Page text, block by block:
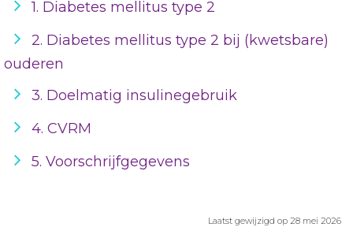
1. Diabetes mellitus type 2
2. Diabetes mellitus type 2 bij (kwetsbare)
ouderen
3. Doelmatig insulinegebruik
4. CVRM
5. Voorschrijfgegevens
Laatst gewijzigd op 28 mei 2026